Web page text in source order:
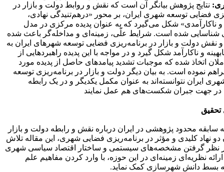
نتایج پژوهش بیانگر آن است که نقش و روابط دولت و بازار در
فضایی توسعه شهری ایران، بر محور «درهم‌تنیدگی نهادی،
و ناکارآمدی» شکل می‌گیرد که به عنوان پدیده مرکزی در مدل
شناسایی شده است. شرایط علّی، زمینه‌ای و مداخله‌گر باعث شده
و نقش دولت و بازار در برنامه‌ریزی فضایی توسعه شهرهای ایران به
و ناکارآمد شکل گیرد و در مواجه با این پدیده راهبردهایی از
اتخاذ شده که موجبات تشدید پیامدهای حاصل از پدیده مورد
نموده است. به بیان دیگر دولت و بازار در برنامه‌ریزی توسعه
ایران نتوانسته‌اند به عنوان مکمل یکدیگر و در یک رابطه
در جهت جبران شکست‌های هم عمل نمایند
تحقیق
سابقه محدود پژوهشی در ایران درباره نقش و رابطه دولت و بازار
دو نهاد کلیدی و مؤثر در برنامه‌ریزی فضایی شهری، این مقاله تلاش
در نظر گرفتن مشخصه‌های سیستمی و ساختار اقتصاد سیاسی شهری
نظریه‌ای زمینه‌ای در این حوزه، با وارد کردن مفاهیم علم
بسط دانش شهرسازی کمک نماید.